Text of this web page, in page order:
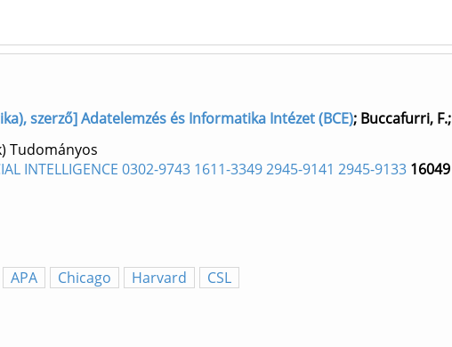
szerző] Adatelemzés és Informatika Intézet (BCE); Buccafurri, F.;
Tudományos
INTELLIGENCE 0302-9743 1611-3349 2945-9141 2945-9133 16049
APA Chicago Harvard CSL